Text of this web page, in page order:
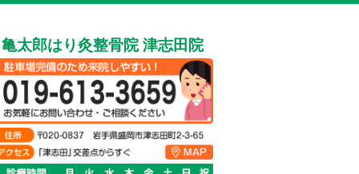
亀太郎はり灸整骨院 津志田院